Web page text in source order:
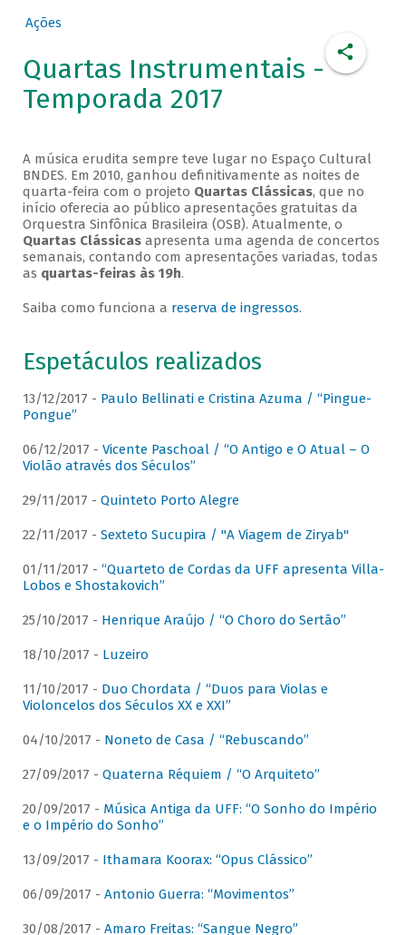
Ações
Quartas Instrumentais -
Temporada 2017
A música erudita sempre teve lugar no Espaço Cultural
BNDES. Em 2010, ganhou definitivamente as noites de
quarta-feira com o projeto Quartas Clássicas, que no
início oferecia ao público apresentações gratuitas da
Orquestra Sinfônica Brasileira (OSB). Atualmente, o
Quartas Clássicasapresenta uma agenda de concertos
semanais, contando com apresentações variadas, todas
as quartas-feiras às 19h.
Saiba como funciona a reserva de ingressos.
Espetáculos realizados
13/12/2017 - Paulo Bellinati e Cristina Azuma / “Pingue-
Pongue”
06/12/2017 - Vicente Paschoal / “O Antigo e O Atual – O
Violão através dos Séculos”
29/11/2017 - Quinteto Porto Alegre
22/11/2017 - Sexteto Sucupira / "A Viagem de Ziryab"
01/11/2017 - “Quarteto de Cordas da UFF apresenta Villa-
Lobos e Shostakovich”
25/10/2017 - Henrique Araújo / “O Choro do Sertão”
18/10/2017 - Luzeiro
11/10/2017 - Duo Chordata / “Duos para Violas e
Violoncelos dos Séculos XX e XXI”
04/10/2017 - Noneto de Casa / “Rebuscando”
27/09/2017 - Quaterna Réquiem / “O Arquiteto”
20/09/2017 - Música Antiga da UFF: “O Sonho do Império
e o Império do Sonho”
13/09/2017 - Ithamara Koorax: “Opus Clássico”
06/09/2017 - Antonio Guerra: “Movimentos”
30/08/2017 - Amaro Freitas: “Sangue Negro”